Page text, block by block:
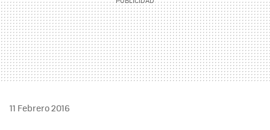
11 Febrero 2016